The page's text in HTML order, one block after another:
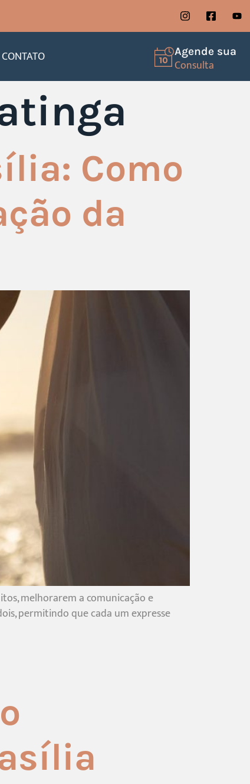
CONTATO Agende sua
Consulta
Como
da
melhorarem a comunicação e
permitindo que cada um expresse